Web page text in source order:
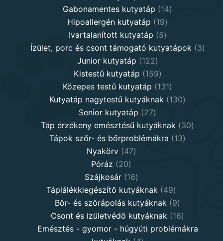
products
Gabonamentes kutyatáp 1414
Hipoallergén kutyatáp 1919
products
Ivartalanított kutyatáp 55
products
Ízület, porc és csont támogató kutyatápok 33
Junior kutyatáp 122122
products
Kistestű kutyatáp 159159
products
Közepes testű kutyatáp 131131
products
Kutyatáp nagytestű kutyáknak 130130
Senior kutyatáp 2727
products
Táp érzékeny emésztésű kutyáknak 3030
Tápok szőr- és bőrproblémákra 1313
Nyakörv 4747
Póráz 2020
products
Szájkosár 1616
products
Táplálékkiegészítő kutyáknak 4949
products
Bőr- és szőrápolás kutyáknak 99
products
Csont és izületvédő kutyáknak 1616
products
Emésztés - gyomor - húgyúti problémákra